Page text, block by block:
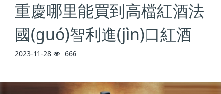
重慶哪里能買到高檔紅酒法
國(guó)智利進(jìn)口紅酒
2023-11-28 666